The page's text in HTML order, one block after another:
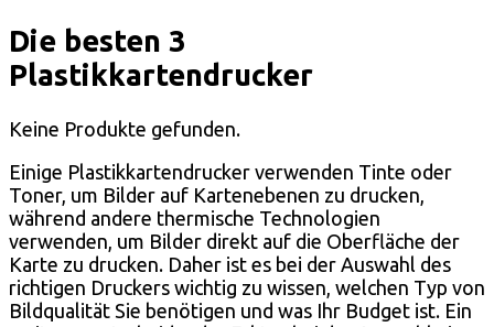
Die besten 3
Plastikkartendrucker
Keine Produkte gefunden.
Einige Plastikkartendrucker verwenden Tinte oder
Toner, um Bilder auf Kartenebenen zu drucken,
während andere thermische Technologien
verwenden, um Bilder direkt auf die Oberfläche der
Karte zu drucken. Daher ist es bei der Auswahl des
richtigen Druckers wichtig zu wissen, welchen Typ von
Bildqualität Sie benötigen und was Ihr Budget ist. Ein